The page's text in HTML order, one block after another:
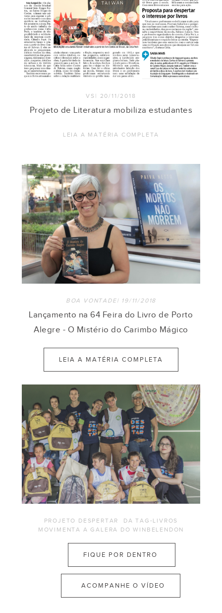
VS| 20/11/2018
Projeto de Literatura mobiliza estudantes
LEIA A MATÉRIA COMPLETA
BOA VONTADE| 19/11/2018
Lançamento na 64 Feira do Livro de Porto
Alegre - O Mistério do Carimbo Mágico
LEIA A MATÉRIA COMPLETA
PROJETO DESPERTAR DA TAG-LIVROS
MOVIMENTA A GALERA DO WINBELENDON
FIQUE POR DENTRO
ACOMPANHE O VÍDEO